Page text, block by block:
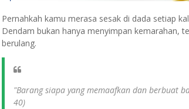
Pernahkah kamu merasa sesak di dada setiap
Dendam bukan hanya menyimpan kemarahan,
berulang.
"Barang siapa yang memaafkan dan berbuat
40)